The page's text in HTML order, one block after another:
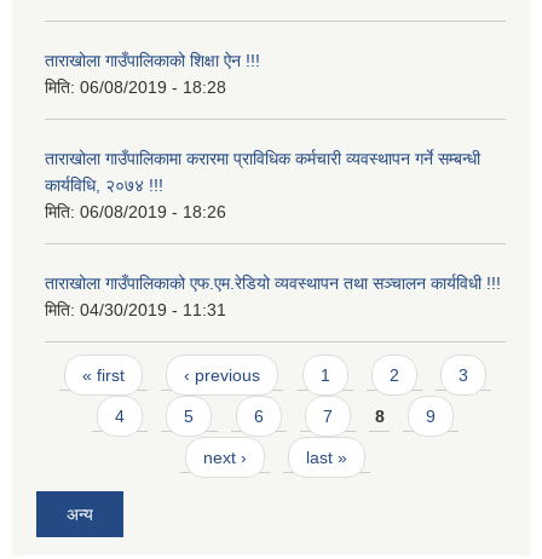
ताराखोला गाउँपालिकाको शिक्षा ऐन !!!
मिति: 06/08/2019 - 18:28
ताराखोला गाउँपालिकामा करारमा प्राविधिक कर्मचारी व्यवस्थापन गर्ने सम्बन्धी
कार्यविधि, २०७४ !!!
मिति: 06/08/2019 - 18:26
ताराखोला गाउँपालिकाको एफ.एम.रेडियो व्यवस्थापन तथा सञ्चालन कार्यविधी !!!
मिति: 04/30/2019 - 11:31
Pages
« first ‹ previous 1 2 3
4 5 6 7 8 9
next › last »
अन्य